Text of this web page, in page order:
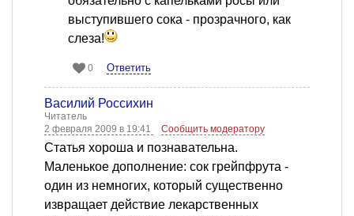
выступившего сока - прозрачного, как
слеза!
0 Ответить
Василий Россихин
Читатель
2 февраля 2009 в 19:41
Сообщить модератору
Cтатья хороша и познавательна.
Маленькое дополнение: сок грейпфрута -
один из немногих, который существенно
извращает действие лекарственных